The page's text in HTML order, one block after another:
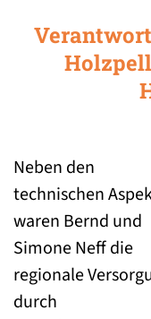
Neben den
technischen
waren Bernd und
Simone Neff die
regionale
durch